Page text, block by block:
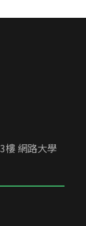
樓 網路大學